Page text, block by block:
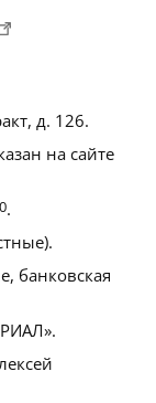
д. 126.
на сайте
.
банковская